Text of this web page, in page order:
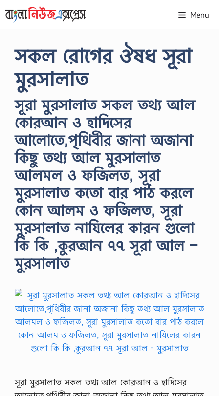
to
Menu
সকল রোগের ঔষধ সূরা
মুরসালাত
সূরা মুরসালাত সকল তথ্য আল
কোরআন ও হাদিসের
আলোতে,পৃথিবীর জানা অজানা
কিছু তথ্য আল মুরসালাত
আলমল ও ফজিলত, সূরা
মুরসালাত কতো বার পাঠ করলে
কোন আলম ও ফজিলত, সূরা
মুরসালাত নাযিলের কারন গুলো
কি কি ,কুরআন ৭৭ সূরা আল –
মুরসালাত
সূরা মুরসালাত সকল তথ্য আল কোরআন ও হাদিসের